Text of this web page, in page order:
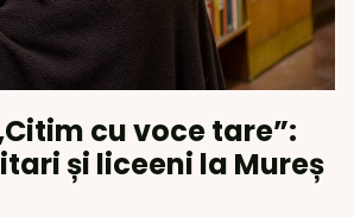
cu voce tare”:
și liceeni la Mureș